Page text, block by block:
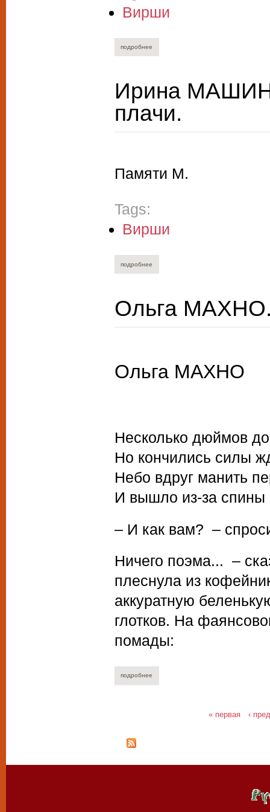
Вирши
подробнее
Ирина
плачи.
Памяти М.
Tags:
Вирши
подробнее
Ольга МАХНО.
Ольга МАХНО
Несколько дюймов
Но кончились силы
Небо вдруг манить
И вышло из-за
– И как вам? –
Ничего поэма... –
плеснула из
аккуратную
глотков. На
помады:
подробнее
« первая ‹